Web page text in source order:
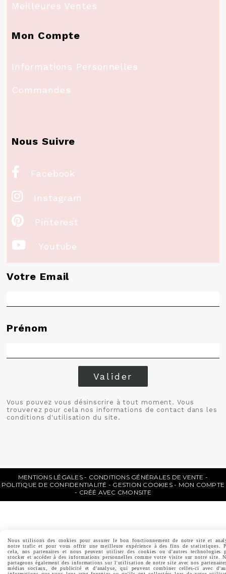
Meilleures Ventes
Mon Compte
Informations Personnelles
Commandes
Nous Suivre
 Facebook
 Instagram
 Pinterest
 Youtube
Votre Email
Prénom
Valider
Vous pouvez vous désinscrire à tout moment. Vous
trouverez pour cela nos informations de contact dans les
conditions d'utilisation du site.
MENTIONS LÉGALES
CONDITIONS GÉNÉRALES DE VENTE
POLITIQUE DE CONFIDENTIALITÉ
GESTION COOKIES
MON COMPTE
CRÉÉ AVEC CMONSITE
Nous utilisons des cookies pour assurer le bon fonctionnement de notre site et
notre trafic et pour vous offrir une meilleure expérience à des fins de statistiques.
cela, nos partenaires et nous peuvent utiliser des cookies ou d'autres technologies
stocker et accéder à des informations personnelles comme votre visite sur notre site.
partageons également des informations sur l'utilisation de notre site avec nos
médias sociaux, de publicité et d'analyse, qui peuvent combiner celles-ci avec